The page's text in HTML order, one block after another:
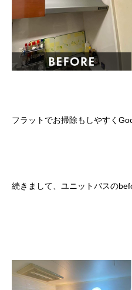
フラットでお掃除もしやすく
続きまして、ユニットバスの